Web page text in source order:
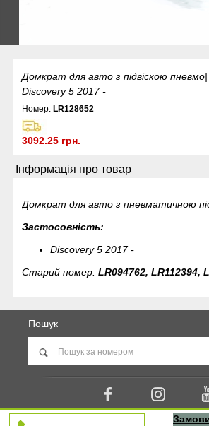
Домкрат для авто з підвіскою
Discovery 5 2017 -
Номер:LR128652
3092.25 грн.
Інформація про товар
Домкрат для авто з пневматичною
Застосовність:
Discovery 5 2017 -
Старий номер:LR094762, LR112394,
Пошук
© usp.in.ua - United Spare Parts. Запчастини Porsche, Bentley, Range Rover, Jaguar |